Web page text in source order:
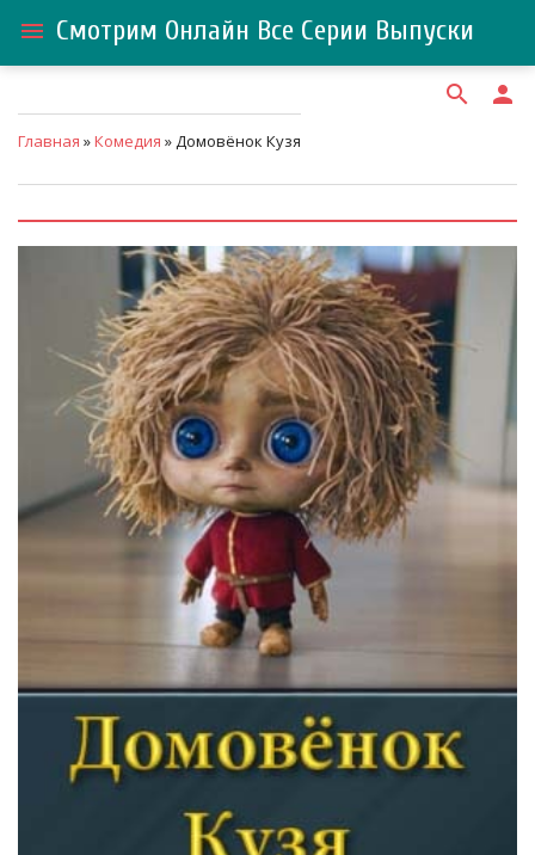
menu Смотрим Онлайн Все Серии Выпуски
search person
Главная »Комедия » Домовёнок Кузя